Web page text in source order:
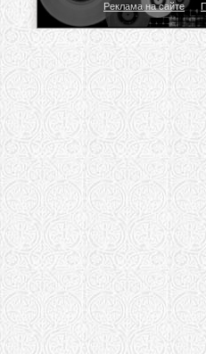
Реклама на сайте